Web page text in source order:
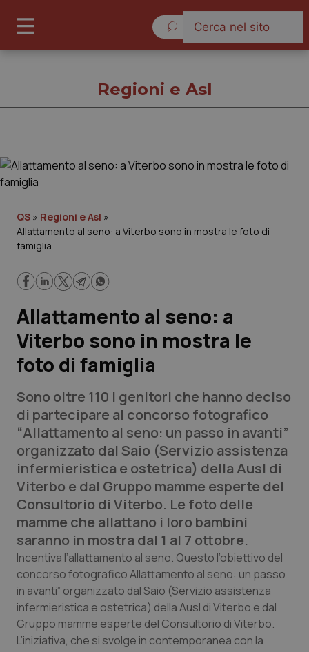
Governo e Parlamento
Regioni e Asl
Lavoro e Professioni
Scienza e Farmaci
Studi e Analisi
Lettere al direttore
Edizioni Regionali
QS Pro
Professionisti Sanitari.AI
Abruzzo
Basilicata
Calabria
QS Pro Gold
Artrite & artrosi
Asma & BPCO
QS Club Newsletter
Regioni e Asl
QS » Regioni e Asl »
Allattamento al seno: a Viterbo sono in mostra le foto di
famiglia
Allattamento al seno: a
Viterbo sono in mostra le
foto di famiglia
Sono oltre 110 i genitori che hanno deciso
di partecipare al concorso fotografico
“Allattamento al seno: un passo in avanti”
organizzato dal Saio (Servizio assistenza
infermieristica e ostetrica) della Ausl di
Viterbo e dal Gruppo mamme esperte del
Consultorio di Viterbo. Le foto delle
mamme che allattano i loro bambini
saranno in mostra dal 1 al 7 ottobre.
Incentiva l’allattamento al seno. Questo l’obiettivo del
concorso fotografico Allattamento al seno: un passo
in avanti” organizzato dal Saio (Servizio assistenza
infermieristica e ostetrica) della Ausl di Viterbo e dal
Gruppo mamme esperte del Consultorio di Viterbo.
L’iniziativa, che si svolge in contemporanea con la